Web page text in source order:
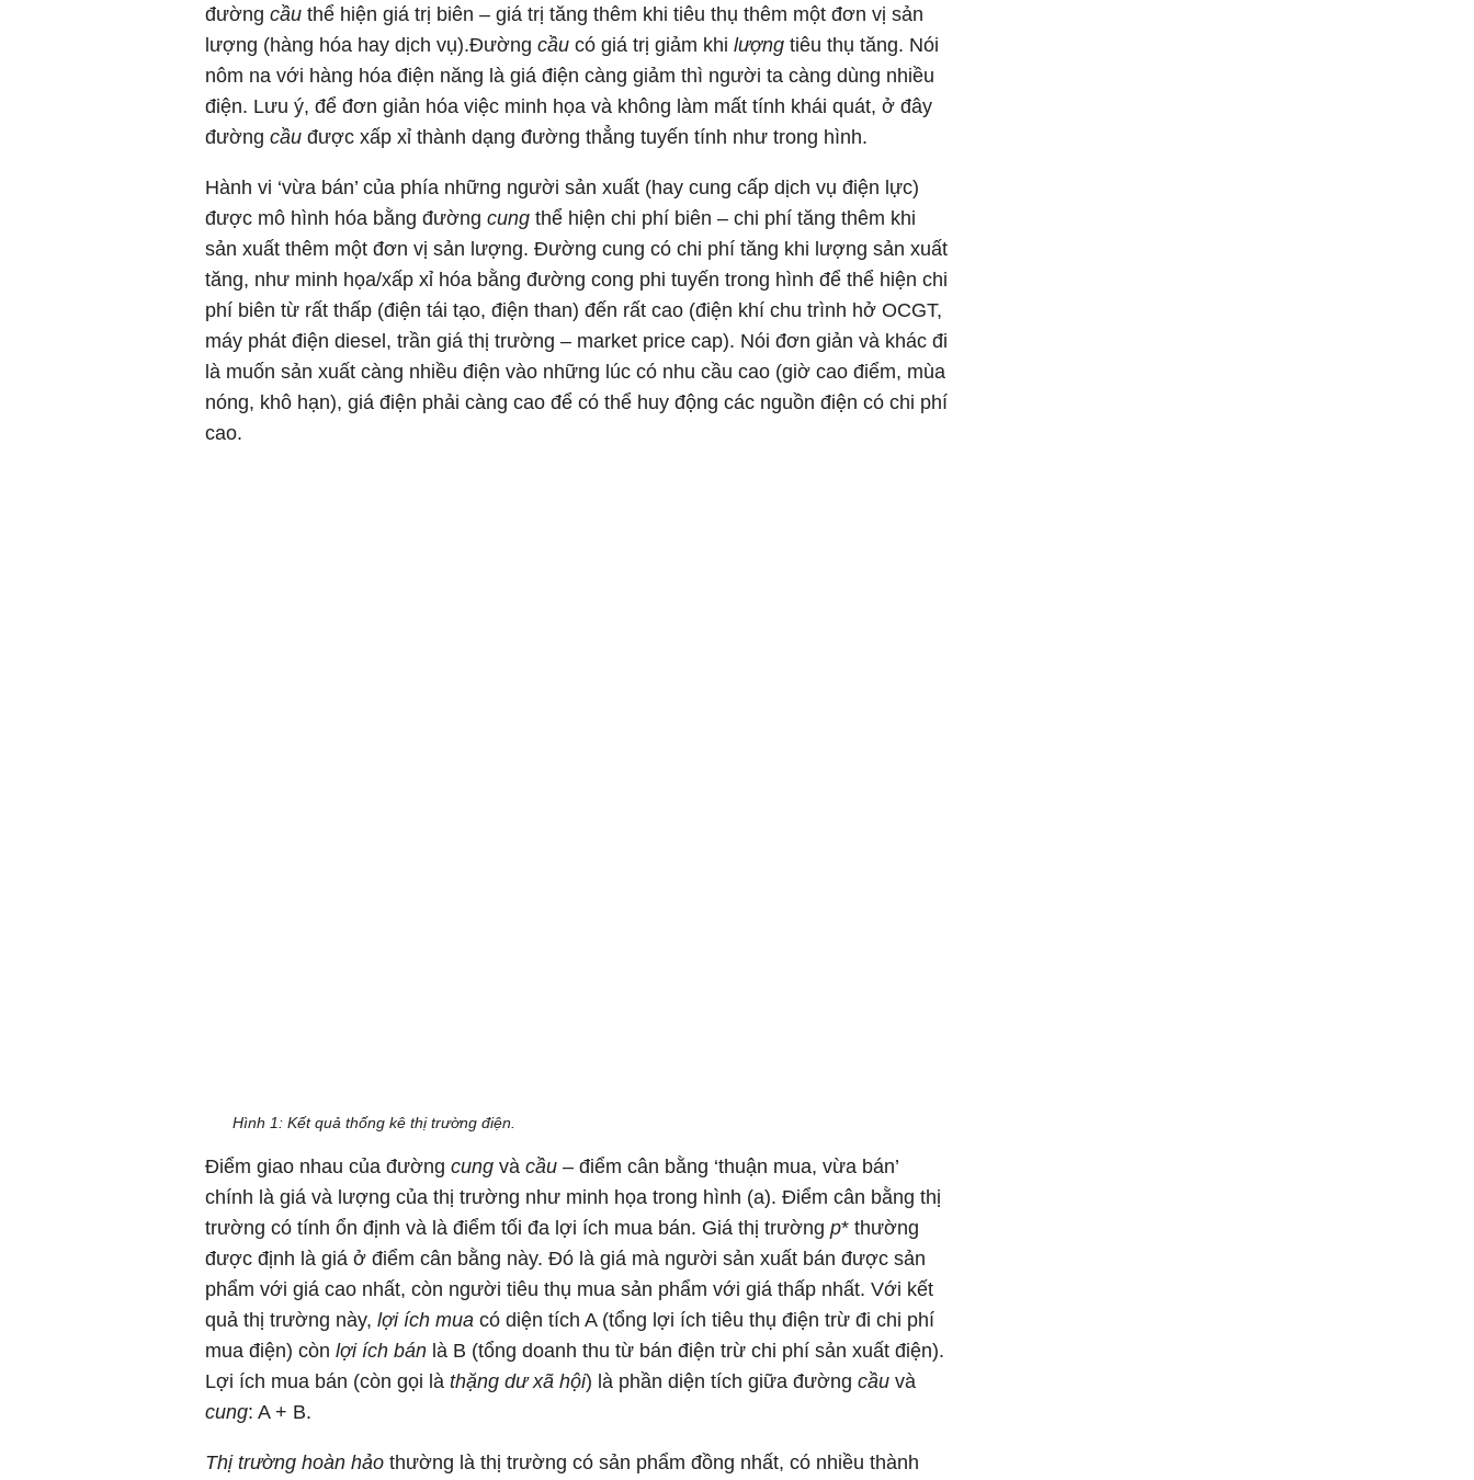
đường cầu thể hiện giá trị biên – giá trị tăng thêm khi tiêu thụ thêm một đơn vị sản
lượng (hàng hóa hay dịch vụ).Đường cầu có giá trị giảm khi lượng tiêu thụ tăng. Nói
nôm na với hàng hóa điện năng là giá điện càng giảm thì người ta càng dùng nhiều
điện. Lưu ý, để đơn giản hóa việc minh họa và không làm mất tính khái quát, ở đây
đường cầu được xấp xỉ thành dạng đường thẳng tuyến tính như trong hình.
Hành vi ‘vừa bán’ của phía những người sản xuất (hay cung cấp dịch vụ điện lực)
được mô hình hóa bằng đường cung thể hiện chi phí biên – chi phí tăng thêm khi
sản xuất thêm một đơn vị sản lượng. Đường cung có chi phí tăng khi lượng sản xuất
tăng, như minh họa/xấp xỉ hóa bằng đường cong phi tuyến trong hình để thể hiện chi
phí biên từ rất thấp (điện tái tạo, điện than) đến rất cao (điện khí chu trình hở OCGT,
máy phát điện diesel, trần giá thị trường – market price cap). Nói đơn giản và khác đi
là muốn sản xuất càng nhiều điện vào những lúc có nhu cầu cao (giờ cao điểm, mùa
nóng, khô hạn), giá điện phải càng cao để có thể huy động các nguồn điện có chi phí
cao.
Hình 1: Kết quả thống kê thị trường điện.
Điểm giao nhau của đường cung và cầu – điểm cân bằng ‘thuận mua, vừa bán’
chính là giá và lượng của thị trường như minh họa trong hình (a). Điểm cân bằng thị
trường có tính ổn định và là điểm tối đa lợi ích mua bán. Giá thị trường p* thường
được định là giá ở điểm cân bằng này. Đó là giá mà người sản xuất bán được sản
phẩm với giá cao nhất, còn người tiêu thụ mua sản phẩm với giá thấp nhất. Với kết
quả thị trường này, lợi ích mua có diện tích A (tổng lợi ích tiêu thụ điện trừ đi chi phí
mua điện) còn lợi ích bán là B (tổng doanh thu từ bán điện trừ chi phí sản xuất điện).
Lợi ích mua bán (còn gọi là thặng dư xã hội) là phần diện tích giữa đường cầu và
cung: A + B.
Thị trường hoàn hảo thường là thị trường có sản phẩm đồng nhất, có nhiều thành